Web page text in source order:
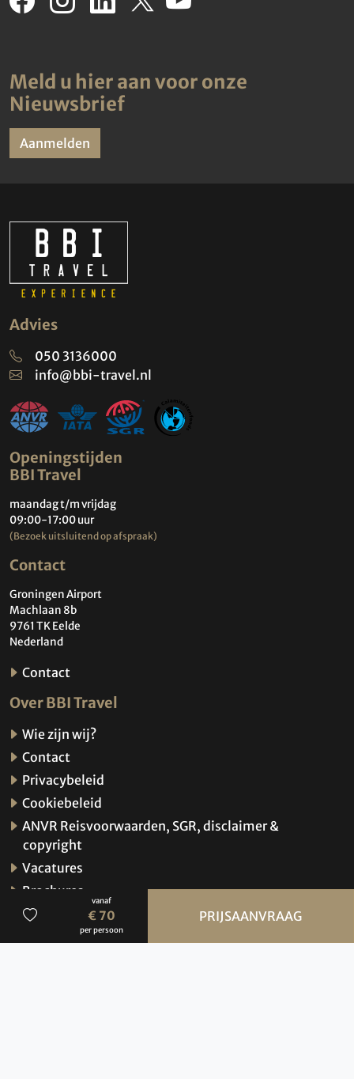
vanaf
€ 70
per persoon
PRIJSAANVRAAG
Meld u hier aan voor onze
Nieuwsbrief
Aanmelden
Advies
050 3136000
info@bbi-travel.nl
Openingstijden
BBI Travel
maandag t/m vrijdag
09:00-17:00 uur
(Bezoek uitsluitend op afspraak)
Contact
Groningen Airport
Machlaan 8b
9761 TK Eelde
Nederland
Contact
Over BBI Travel
Wie zijn wij?
Contact
Privacybeleid
Cookiebeleid
ANVR Reisvoorwaarden, SGR, disclaimer &
copyright
Vacatures
Brochures
Verzekeringen
Hoe werkt de website?